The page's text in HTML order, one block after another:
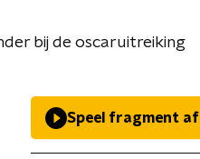
bij de oscaruitreiking
Speel fragment af